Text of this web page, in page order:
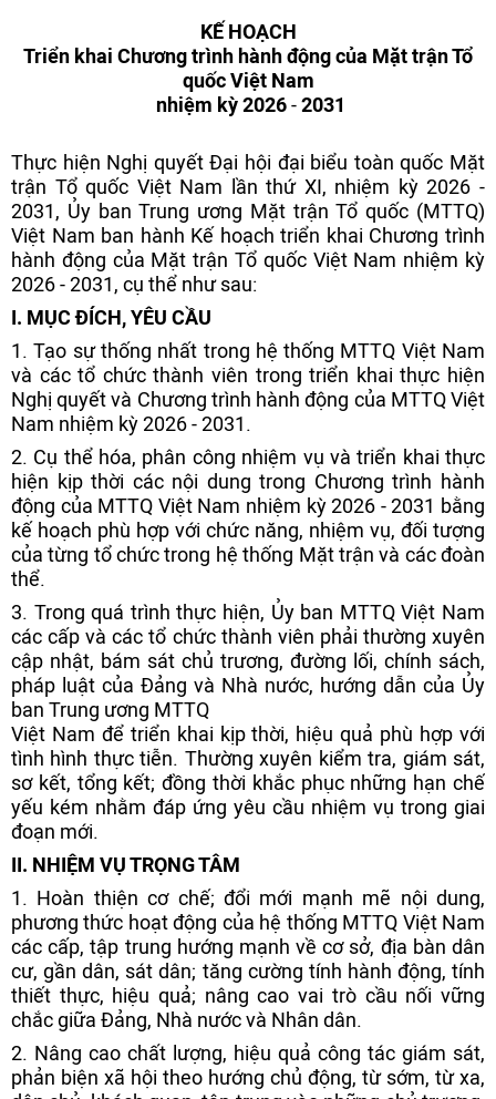
KẾ HOẠCH
Triển khai Chương trình hành động của Mặt trận Tổ
quốc Việt Nam
nhiệm kỳ 2026-2031
Thực hiện Nghị quyết Đại hội đại biểu toàn quốc Mặt
trận Tổ quốc Việt Nam lần thứ XI, nhiệm kỳ 2026 -
2031, Ủy ban Trung ương Mặt trận Tổ quốc (MTTQ)
Việt Nam ban hành Kế hoạch triển khai Chương trình
hành động của Mặt trận Tổ quốc Việt Nam nhiệm kỳ
2026 - 2031, cụ thể như sau:
I. MỤC ĐÍCH, YÊU CẦU
1. Tạo sự thống nhất trong hệ thống MTTQ Việt Nam
và các tổ chức thành viên trong triển khai thực hiện
Nghị quyết và Chương trình hành động của MTTQ Việt
Nam nhiệm kỳ 2026 - 2031.
2. Cụ thể hóa, phân công nhiệm vụ và triển khai thực
hiện kịp thời các nội dung trong Chương trình hành
động của MTTQ Việt Nam nhiệm kỳ 2026 - 2031 bằng
kế hoạch phù hợp với chức năng, nhiệm vụ, đối tượng
của từng tổ chức trong hệ thống Mặt trận và các đoàn
thể.
3. Trong quá trình thực hiện, Ủy ban MTTQ Việt Nam
các cấp và các tổ chức thành viên phải thường xuyên
cập nhật, bám sát chủ trương, đường lối, chính sách,
pháp luật của Đảng và Nhà nước, hướng dẫn của Ủy
ban Trung ương MTTQ
Việt Nam để triển khai kịp thời, hiệu quả phù hợp với
tình hình thực tiễn. Thường xuyên kiểm tra, giám sát,
sơ kết, tổng kết; đồng thời khắc phục những hạn chế
yếu kém nhằm đáp ứng yêu cầu nhiệm vụ trong giai
đoạn mới.
II. NHIỆM VỤ TRỌNG TÂM
1. Hoàn thiện cơ chế; đổi mới mạnh mẽ nội dung,
phương thức hoạt động của hệ thống MTTQ Việt Nam
các cấp, tập trung hướng mạnh về cơ sở, địa bàn dân
cư, gần dân, sát dân; tăng cường tính hành động, tính
thiết thực, hiệu quả; nâng cao vai trò cầu nối vững
chắc giữa Đảng, Nhà nước và Nhân dân.
2. Nâng cao chất lượng, hiệu quả công tác giám sát,
phản biện xã hội theo hướng chủ động, từ sớm, từ xa,